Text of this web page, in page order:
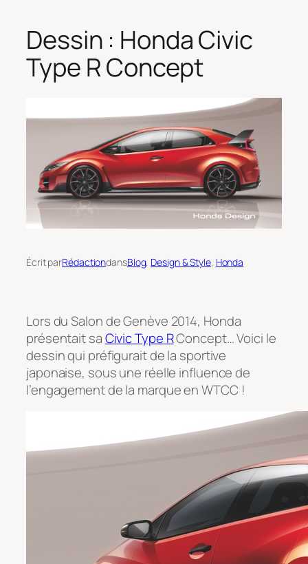
Dessin : Honda Civic
Type R Concept
Écrit parRédactiondansBlog, Design & Style, Honda
Lors du Salon de Genève 2014, Honda
présentait saCivic Type RConcept… Voici le
dessin qui préfigurait de la sportive
japonaise, sous une réelle influence de
l’engagement de la marque en WTCC !